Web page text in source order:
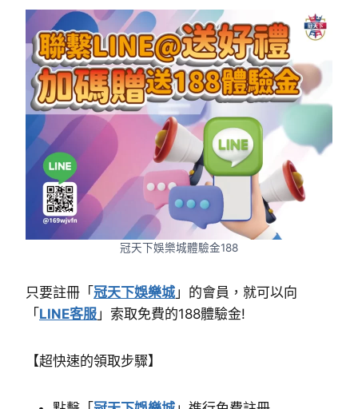
冠天下娛樂城體驗金188
只要註冊「冠天下娛樂城 」的會員，就可以向
「LINE客服 」索取免費的188體驗金!
【超快速的領取步驟】